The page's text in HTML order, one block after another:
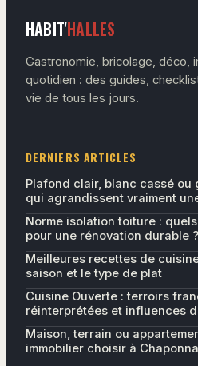
HABIT'HALLES
Gastronomie, bricolage, déco,
quotidien : des guides,
vie de tous les jours.
DERNIERS ARTICLES
Plafond clair, blanc cassé ou
qui agrandissent vraiment
Norme isolation toiture :
pour une rénovation durable ?
Meilleures recettes de
saison et le type de plat
Cuisine Ouverte : terroirs
réinterprétées et influences
Maison, terrain ou
immobilier choisir à